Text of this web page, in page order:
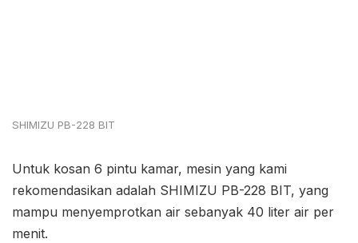
SHIMIZU PB-228 BIT
Untuk kosan 6 pintu kamar, mesin yang kami
rekomendasikan adalah SHIMIZU PB-228 BIT, yang
mampu menyemprotkan air sebanyak 40 liter air per
menit.